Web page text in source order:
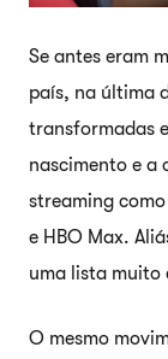
Se antes eram
país, na última
transformadas
nascimento e a
streaming
e HBO Max.
uma lista muito
O mesmo